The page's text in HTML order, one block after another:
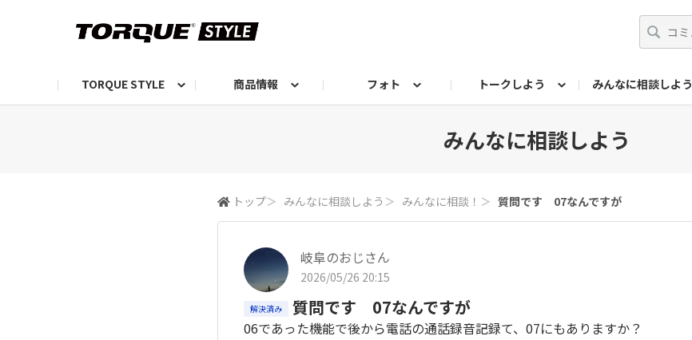
TORQUE STYLE 商品情報 フォト トークしよう みんなに相談しよう
みんなに相談しよう
トップ＞ みんなに相談しよう ＞ みんなに相談！ ＞ 質問です 07なんですが
岐阜のおじさん
2026/05/26 20:15
解決済み 質問です 07なんですが
06であった機能で後から電話の通話録音記録て、07にもありますか？